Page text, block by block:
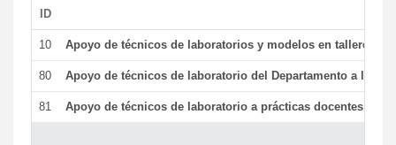
ID
10 Apoyo de técnicos de laboratorios y modelos en talleres/
80 Apoyo de técnicos de laboratorio del Departamento a la
81 Apoyo de técnicos de laboratorio a prácticas docentes y